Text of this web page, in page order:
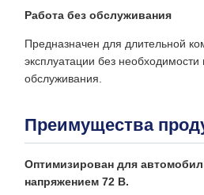
Работа без обслуживания
Предназначен для длительной
эксплуатации без необходимости
обслуживания.
Преимущества
Оптимизирован для
напряжением 72 В.